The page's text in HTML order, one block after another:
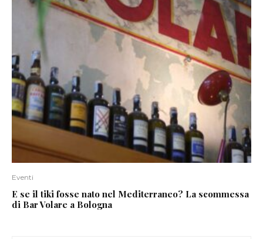
Eventi
E se il tiki fosse nato nel Mediterraneo? La scommessa
di Bar Volare a Bologna